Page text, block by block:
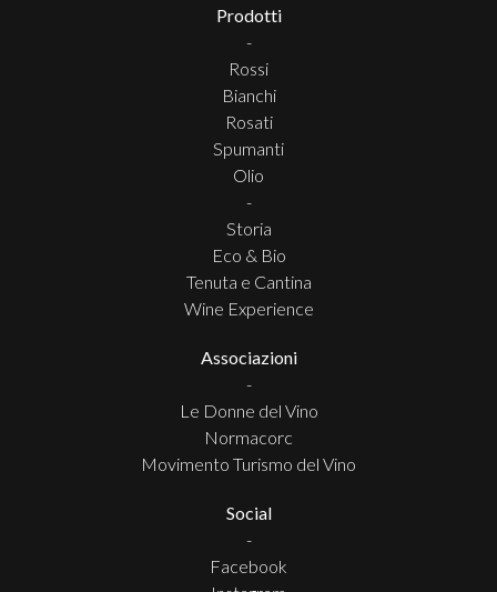
Prodotti
-
Rossi
Bianchi
Rosati
Spumanti
Olio
-
Storia
Eco & Bio
Tenuta e Cantina
Wine Experience
Associazioni
-
Le Donne del Vino
Normacorc
Movimento Turismo del Vino
Social
-
Facebook